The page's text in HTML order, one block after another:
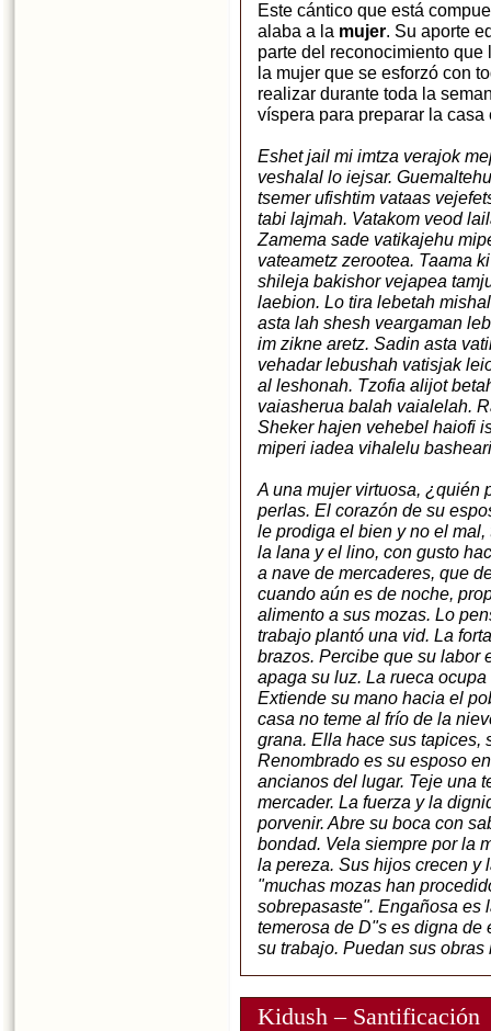
Este cántico que está
alaba a la mujer. Su aporte
parte del reconocimiento
la mujer que se esforzó con
realizar durante toda la
víspera para preparar la casa
Eshet jail mi imtza verajok
veshalal lo iejsar.
tsemer ufishtim vataas
tabi lajmah. Vatakom veod
Zamema sade vatikajehu
vateametz zerootea. Taama
shileja bakishor vejapea
laebion. Lo tira lebetah
asta lah shesh veargaman
im zikne aretz. Sadin asta
vehadar lebushah vatisjak
al leshonah. Tzofia alijot
vaiasherua balah vaialelah.
Sheker hajen vehebel haiofi
miperi iadea vihalelu
A una mujer virtuosa, ¿quién
perlas. El corazón de su
le prodiga el bien y no el
la lana y el lino, con gusto
a nave de mercaderes, que
cuando aún es de noche,
alimento a sus mozas. Lo
trabajo plantó una vid. La
brazos. Percibe que su labor
apaga su luz. La rueca
Extiende su mano hacia el
casa no teme al frío de la
grana. Ella hace sus tapices,
Renombrado es su esposo
ancianos del lugar. Teje una
mercader. La fuerza y la
porvenir. Abre su boca con
bondad. Vela siempre por la
la pereza. Sus hijos crecen y
"muchas mozas han
sobrepasaste". Engañosa es
temerosa de D"s es digna
su trabajo. Puedan sus
Kidush – Santificación